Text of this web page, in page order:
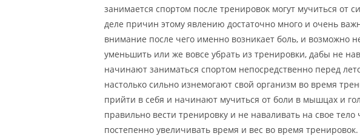
занимается спортом после тренировок могут мучиться от
деле причин этому явлению достаточно много и очень
внимание после чего именно возникает боль, и возможно
уменьшить или же вовсе убрать из тренировки, дабы не
начинают заниматься спортом непосредственно перед
настолько сильно изнемогают свой организм во время
прийти в себя и начинают мучиться от боли в мышцах и
правильно вести тренировку и не наваливать на свое
постепенно увеличивать время и вес во время тренировок.